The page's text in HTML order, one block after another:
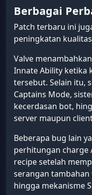
Berbagai
Patch terbaru ini
peningkatan
Valve
Innate Ability ketika
tersebut. Selain itu,
Captains Mode,
kecerdasan bot,
server maupun
Beberapa bug lain
perhitungan charge
recipe setelah
serangan tambahan
hingga mekanisme